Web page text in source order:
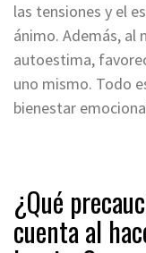
las tensiones y el
ánimo. Además, al
autoestima,
uno mismo. Todo
bienestar
¿Qué
cuenta al